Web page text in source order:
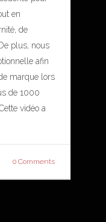
en
de
plus, nous
afin
marque lors
de 1000
vidéo a
0 Comments